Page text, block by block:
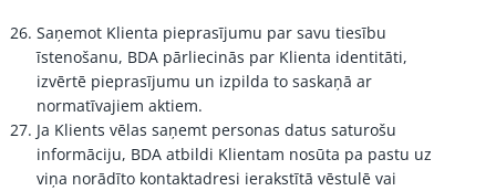
Saņemot Klienta pieprasījumu par savu tiesību
īstenošanu, BDA pārliecinās par Klienta identitāti,
izvērtē pieprasījumu un izpilda to saskaņā ar
normatīvajiem aktiem.
Ja Klients vēlas saņemt personas datus saturošu
informāciju, BDA atbildi Klientam nosūta pa pastu uz
viņa norādīto kontaktadresi ierakstītā vēstulē vai